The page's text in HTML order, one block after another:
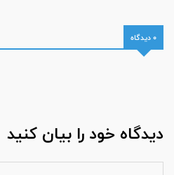
0 دیدگاه
دیدگاه خود را بیان کنید